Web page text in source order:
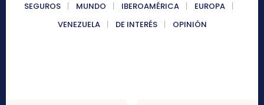
SEGUROS MUNDO IBEROAMÉRICA
EUROPA
VENEZUELA
DE INTERÉS OPINIÓN